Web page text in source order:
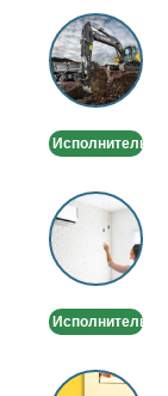
Аренда
спецтехники
в
Москве
Исполнитель
Установка
кондиционеров
в
Москве
Исполнитель
Тантрический